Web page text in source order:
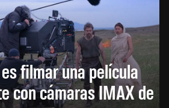
filmar una película
con cámaras IMAX de